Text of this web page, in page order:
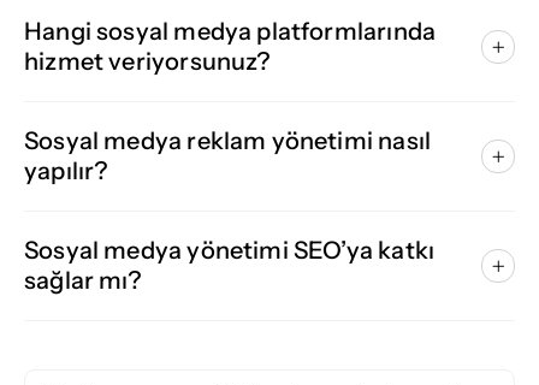
Hangi sosyal medya platformlarında
hizmet veriyorsunuz?
Sosyal medya reklam yönetimi nasıl
yapılır?
Sosyal medya yönetimi SEO’ya katkı
sağlar mı?